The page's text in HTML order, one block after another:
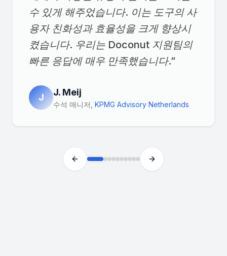
수 있게 해주었습니다. 이는 도구의 사
용자 친화성과 효율성을 크게 향상시
켰습니다. 우리는 Doconut 지원팀의
빠른 응답에 매우 만족했습니다.”
J J. Meij
수석 매니저, KPMG Advisory Netherlands